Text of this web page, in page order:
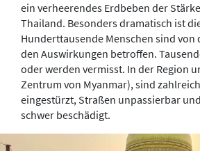
ein verheerendes Erdbeben der
Thailand. Besonders dramatisch ist
Hunderttausende Menschen sind von
den Auswirkungen betroffen.
oder werden vermisst. In der Region
Zentrum von Myanmar), sind
eingestürzt, Straßen unpassierbar
schwer beschädigt.